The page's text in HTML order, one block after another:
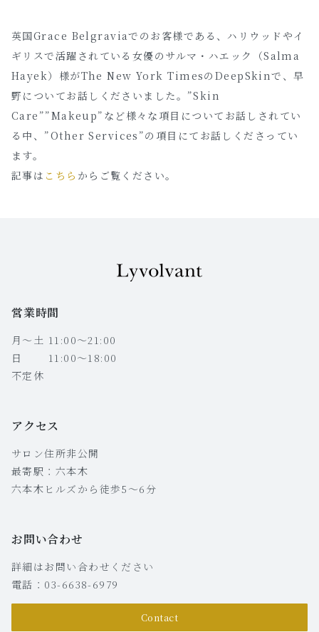
英国Grace Belgraviaでのお客様である、ハリウッドやイ
ギリスで活躍されている女優のサルマ・ハエック（Salma
Hayek）様がThe New York TimesのDeepSkinで、早
野についてお話しくださいました。”Skin
Care””Makeup”など様々な項目についてお話しされてい
る中、”Other Services”の項目にてお話しくださってい
ます。
記事は こちら からご覧ください。
営業時間
月〜土 11:00〜21:00
日 11:00〜18:00
不定休
アクセス
サロン住所非公開
最寄駅：六本木
六本木ヒルズから徒歩5〜6分
お問い合わせ
詳細はお問い合わせください
電話：03-6638-6979
Contact